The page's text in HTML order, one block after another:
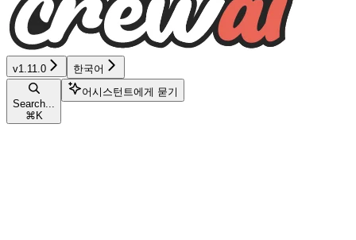
v1.11.0 한국어
Search...
⌘ K
어시스턴트에게 묻기